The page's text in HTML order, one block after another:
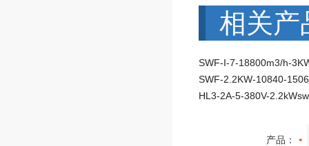
相关产
产品：